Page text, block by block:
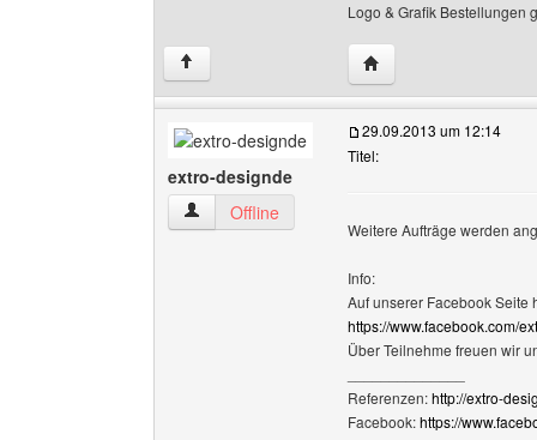
Logo & Grafik Bestellungen
↑ Website dieses
extro-designde
extro-designde Benutzer-Profile anzeigen
Offline
29.09.2013 um 12:14
Titel:
Weitere Aufträge werden
Info:
Auf unserer Facebook Seite
https://www.facebook.com/
Über Teilnehme freuen wir
Referenzen:http://extro-
Facebook:https://